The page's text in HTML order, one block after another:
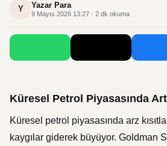
Y Yazar Para
9 Mayıs 2026 13:27 · 2 dk okuma
Küresel Petrol Piyasasında
Küresel petrol piyasasında arz
kaygılar giderek büyüyor. Goldman